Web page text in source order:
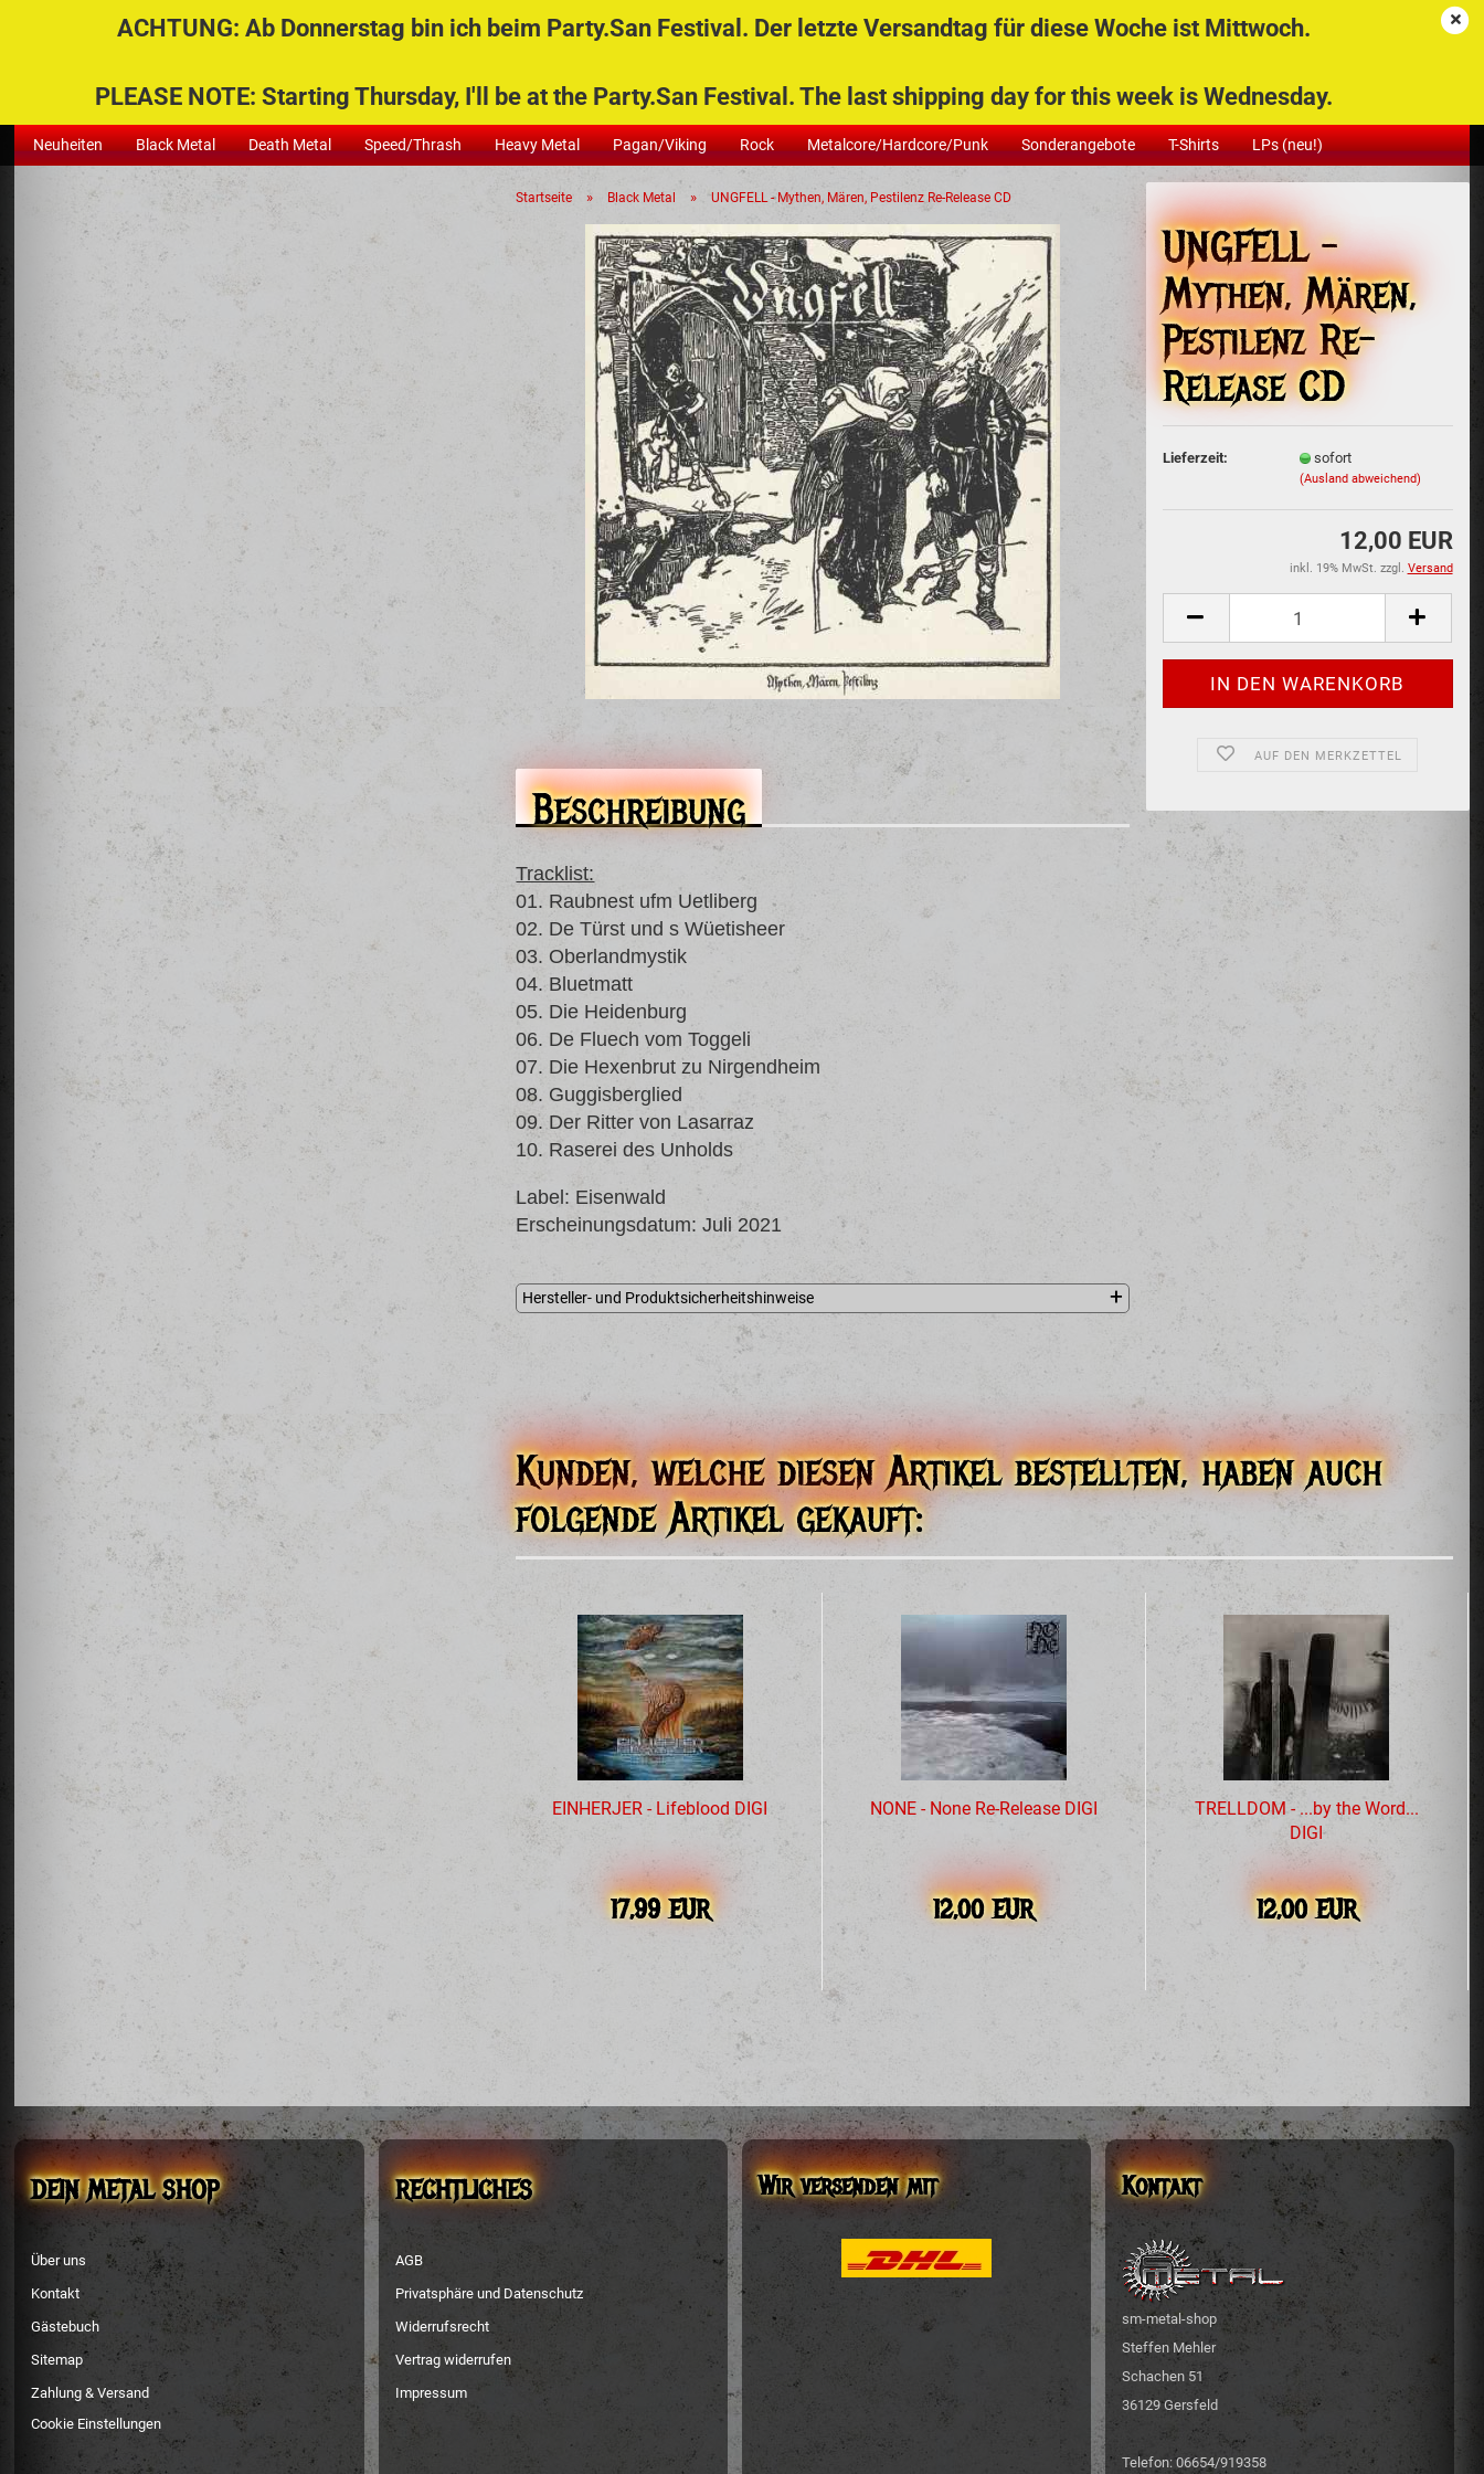
Deutschland Kundenlogin
Konto erstellen
Passwort vergessen?
Merkzettel
Lieferung bei
Bestellung von
mindestens 12
Artikeln!
ACHTUNG: Ab Donnerstag bin ich beim Party.San Festival. Der letzte Versandtag für diese Woche ist Mittwoch.
PLEASE NOTE: Starting Thursday, I'll be at the Party.San Festival. The last shipping day for this week is Wednesday.
Neuheiten Black Metal Death Metal Speed/Thrash Heavy Metal Pagan/Viking Rock Metalcore/Hardcore/Punk Sonderangebote T-Shirts LPs (neu!)
Startseite » Black Metal » UNGFELL - Mythen, Mären, Pestilenz Re-Release CD
UNGFELL -
Mythen, Mären,
Pestilenz Re-
Release CD
Lieferzeit: sofort
(Ausland abweichend)
12,00 EUR
inkl. 19% MwSt. zzgl. Versand
AUF DEN MERKZETTEL
Beschreibung
Tracklist:
01. Raubnest ufm Uetliberg
02. De Türst und s Wüetisheer
03. Oberlandmystik
04. Bluetmatt
05. Die Heidenburg
06. De Fluech vom Toggeli
07. Die Hexenbrut zu Nirgendheim
08. Guggisberglied
09. Der Ritter von Lasarraz
10. Raserei des Unholds
Label: Eisenwald
Erscheinungsdatum: Juli 2021
Hersteller- und Produktsicherheitshinweise
Kunden, welche diesen Artikel bestellten, haben auch
folgende Artikel gekauft:
EINHERJER - Lifeblood DIGI
17,99 EUR
NONE - None Re-Release DIGI
12,00 EUR
TRELLDOM - ...by the Word...
DIGI
12,00 EUR
DEIN METAL SHOP
Über uns
Kontakt
Gästebuch
Sitemap
Zahlung & Versand
Cookie Einstellungen
RECHTLICHES
AGB
Privatsphäre und Datenschutz
Widerrufsrecht
Vertrag widerrufen
Impressum
Wir versenden mit Kontakt
sm-metal-shop
Steffen Mehler
Schachen 51
36129 Gersfeld
Telefon: 06654/919358